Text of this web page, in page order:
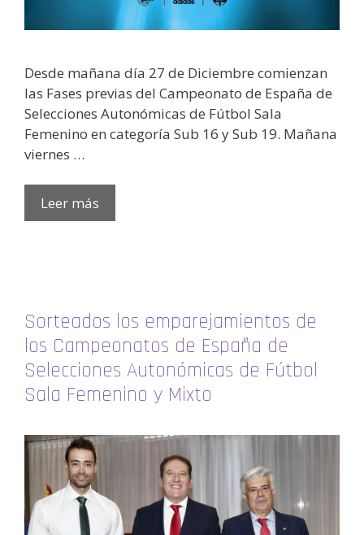
Desde mañana día 27 de Diciembre comienzan
las Fases previas del Campeonato de España de
Selecciones Autonómicas de Fútbol Sala
Femenino en categoría Sub 16 y Sub 19. Mañana
viernes …
Leer más
Sorteados los emparejamientos de
los Campeonatos de España de
Selecciones Autonómicas de Fútbol
Sala Femenino y Mixto